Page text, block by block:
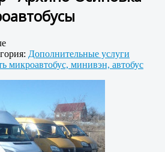
Дополнительные услуги
микроавтобус, минивэн, автобус